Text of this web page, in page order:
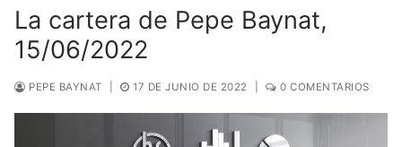
La cartera de Pepe Baynat,
15/06/2022
PEPE BAYNAT 17 DE JUNIO DE 2022 0 COMENTARIOS